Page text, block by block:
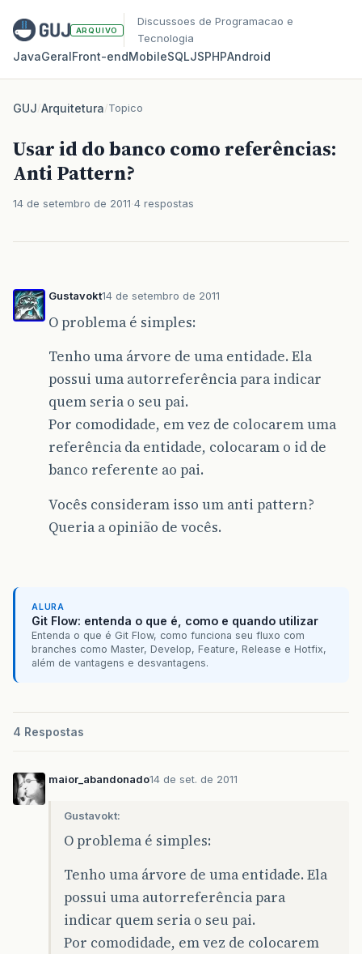
ARQUIVO
Discussoes de Programacao e
Tecnologia
JavaGeralFront‑endMobileSQLJSPHPAndroid
GUJ/Arquitetura/Topico
Usar id do banco como referências:
Anti Pattern?
14 de setembro de 2011 4 respostas
Gustavokt14 de setembro de 2011
O problema é simples:
Tenho uma árvore de uma entidade. Ela
possui uma autorreferência para indicar
quem seria o seu pai.
Por comodidade, em vez de colocarem uma
referência da entidade, colocaram o id de
banco referente ao pai.
Vocês consideram isso um anti pattern?
Queria a opinião de vocês.
ALURA
Git Flow: entenda o que é, como e quando utilizar
Entenda o que é Git Flow, como funciona seu fluxo com
branches como Master, Develop, Feature, Release e Hotfix,
além de vantagens e desvantagens.
4 Respostas
maior_abandonado14 de set. de 2011
Gustavokt:
O problema é simples:
Tenho uma árvore de uma entidade. Ela
possui uma autorreferência para
indicar quem seria o seu pai.
Por comodidade, em vez de colocarem